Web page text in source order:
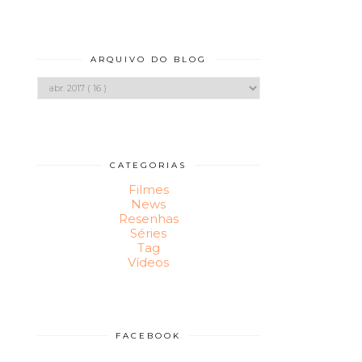
ARQUIVO DO BLOG
CATEGORIAS
Filmes
News
Resenhas
Séries
Tag
Vídeos
FACEBOOK